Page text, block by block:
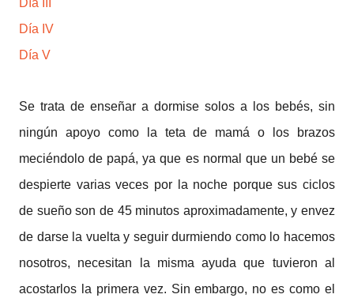
Día III
Día IV
Día V
Se trata de enseñar a dormise solos a los bebés, sin
ningún apoyo como la teta de mamá o los brazos
meciéndolo de papá, ya que es normal que un bebé se
despierte varias veces por la noche porque sus ciclos
de sueño son de 45 minutos aproximadamente, y envez
de darse la vuelta y seguir durmiendo como lo hacemos
nosotros, necesitan la misma ayuda que tuvieron al
acostarlos la primera vez. Sin embargo, no es como el